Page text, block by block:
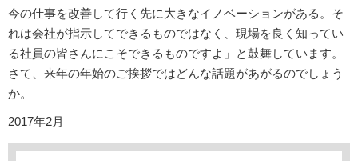
今の仕事を改善して行く先に大きなイノベーションがある。そ
れは会社が指示してできるものではなく、現場を良く知ってい
る社員の皆さんにこそできるものですよ」と鼓舞しています。
さて、来年の年始のご挨拶ではどんな話題があがるのでしょう
か。
2017年2月